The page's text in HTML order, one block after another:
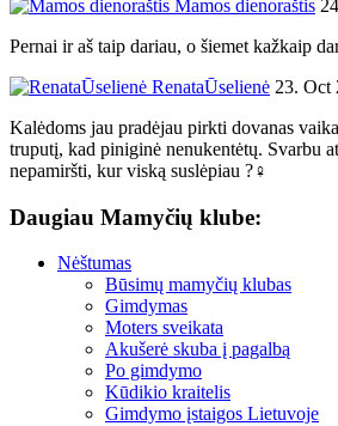
Mamos dienoraštis
Pernai ir aš taip dariau, o šiemet kažkaip
RenataŪselienė 23. Oct
Kalėdoms jau pradėjau pirkti dovanas
truputį, kad piniginė nenukentėtų. Svarbu
nepamiršti, kur viską suslėpiau ?‍♀️
Daugiau Mamyčių klube:
Nėštumas
Būsimų mamyčių klubas
Gimdymas
Moters sveikata
Akušerė skuba į pagalbą
Po gimdymo
Kūdikio kraitelis
Gimdymo įstaigos Lietuvoje